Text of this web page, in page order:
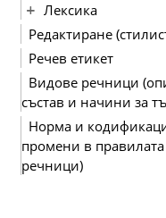
Лексика
Редактиране
Речев етикет
Видове речници
състав и начини за
Норма и
промени в
речници)